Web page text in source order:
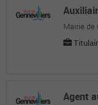
Mairie de
Agent